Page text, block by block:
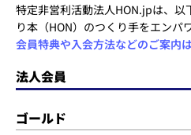
特定非営利活動法人HON.jpは、以
り本（HON）のつくり手をエンパ
会員特典や入会方法などのご案内
法人会員
ゴールド